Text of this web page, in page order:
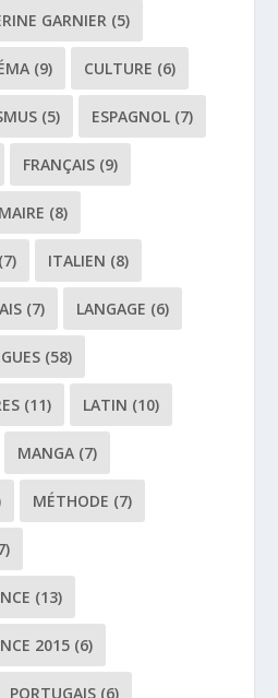
GARNIER (5)
(9) CULTURE (6)
(5) ESPAGNOL (7)
FRANÇAIS (9)
(8)
(7) ITALIEN (8)
(7) LANGAGE (6)
(58)
(11) LATIN (10)
MANGA (7)
MÉTHODE (7)
(13)
2015 (6)
PORTUGAIS (6)